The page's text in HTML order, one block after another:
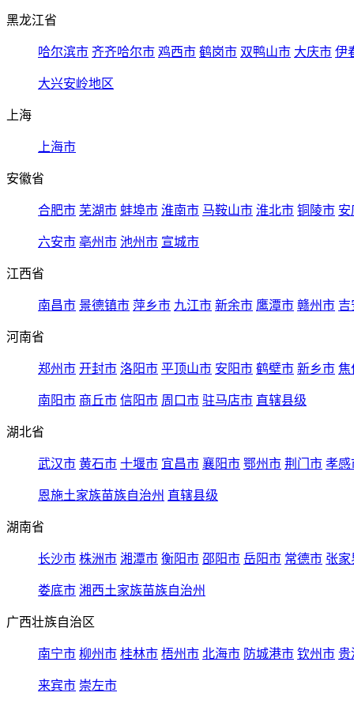
黑龙江省
哈尔滨市 齐齐哈尔市 鸡西市 鹤岗市 双鸭山市 大庆市 伊
大兴安岭地区
上海
上海市
安徽省
合肥市 芜湖市 蚌埠市 淮南市 马鞍山市 淮北市 铜陵市 安
六安市 亳州市 池州市 宣城市
江西省
南昌市 景德镇市 萍乡市 九江市 新余市 鹰潭市 赣州市 吉
河南省
郑州市 开封市 洛阳市 平顶山市 安阳市 鹤壁市 新乡市 焦
南阳市 商丘市 信阳市 周口市 驻马店市 直辖县级
湖北省
武汉市 黄石市 十堰市 宜昌市 襄阳市 鄂州市 荆门市 孝感
恩施土家族苗族自治州 直辖县级
湖南省
长沙市 株洲市 湘潭市 衡阳市 邵阳市 岳阳市 常德市 张家
娄底市 湘西土家族苗族自治州
广西壮族自治区
南宁市 柳州市 桂林市 梧州市 北海市 防城港市 钦州市 贵
来宾市 崇左市